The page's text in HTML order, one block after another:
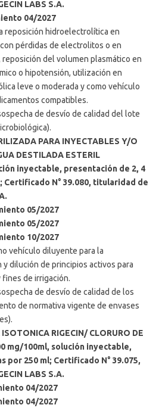
LABS S.A.
04/2027
reposición hidroelectrolítica en
pérdidas de electrolitos o en
del volumen plasmático en
o hipotensión, utilización en
leve o moderada y como vehículo
compatibles.
de desvío de calidad del lote
PARA INYECTABLES Y/O
DESTILADA ESTERIL
inyectable, presentación de 2, 4
Certificado N° 39.080, titularidad de
05/2027
05/2027
10/2027
vehículo diluyente para la
dilución de principios activos para
de irrigación.
de desvío de calidad de los
de normativa vigente de envases
RIGECIN/ CLORURO DE
mg/100ml, solución inyectable,
por 250 ml; Certificado N° 39.075,
LABS S.A.
04/2027
04/2027